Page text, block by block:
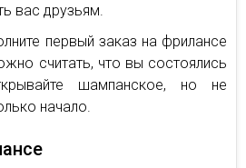
вас друзьям.
первый заказ на фрилансе
считать, что вы состоялись
шампанское, но не
начало.